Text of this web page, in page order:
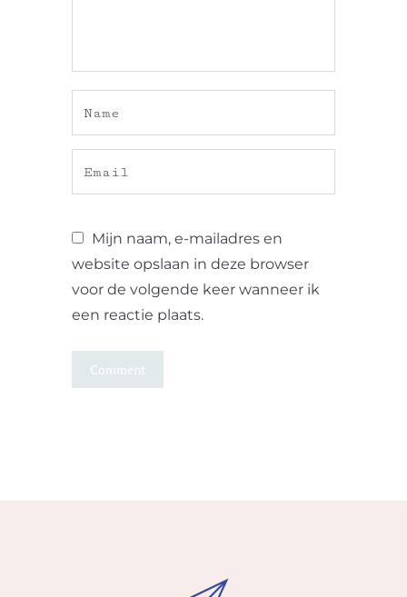
Mijn naam, e-mailadres en
website opslaan in deze browser
voor de volgende keer wanneer ik
een reactie plaats.